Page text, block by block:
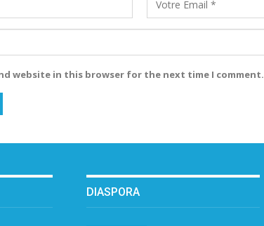
website in this browser for the next time I comment.
DIASPORA